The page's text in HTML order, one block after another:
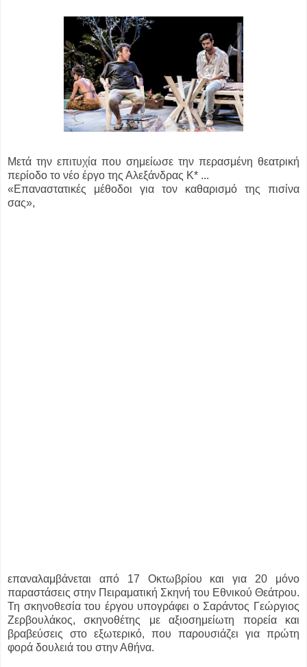
Μετά την επιτυχία που σημείωσε την περασμένη θεατρική
περίοδο το νέο έργο της Αλεξάνδρας Κ* ...
«Επαναστατικές μέθοδοι για τον καθαρισμό της πισίνα
σας»,
επαναλαμβάνεται από 17 Οκτωβρίου και για 20 μόνο
παραστάσεις στην Πειραματική Σκηνή του Εθνικού Θεάτρου.
Τη σκηνοθεσία του έργου υπογράφει ο Σαράντος Γεώργιος
Ζερβουλάκος, σκηνοθέτης με αξιοσημείωτη πορεία και
βραβεύσεις στο εξωτερικό, που παρουσιάζει για πρώτη
φορά δουλειά του στην Αθήνα.